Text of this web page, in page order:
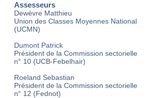
Assesseurs
Dewèvre Matthieu
Union des Classes Moyennes National
(UCMN)
Dumont Patrick
Président de la Commission sectorielle
n° 10 (UCB-Febelhair)
Roeland Sebastian
Président de la Commission sectorielle
n° 12 (Fednot)